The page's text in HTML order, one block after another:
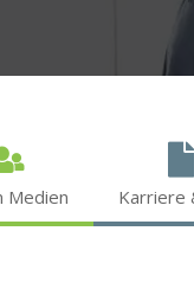
Medien Karriere